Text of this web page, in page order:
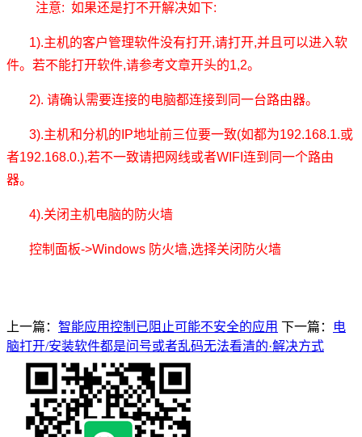
注意: 如果还是打不开解决如下:
1).主机的客户管理软件没有打开,请打开,并且可以进入软
件。若不能打开软件,请参考文章开头的1,2。
2). 请确认需要连接的电脑都连接到同一台路由器。
3).主机和分机的IP地址前三位要一致(如都为192.168.1.或
者192.168.0.),若不一致请把网线或者WIFI连到同一个路由
器。
4).关闭主机电脑的防火墙
控制面板->Windows 防火墙,选择关闭防火墙
上一篇： 智能应用控制已阻止可能不安全的应用 下一篇：
电
脑打开/安装软件都是问号或者乱码无法看清的·解决方式